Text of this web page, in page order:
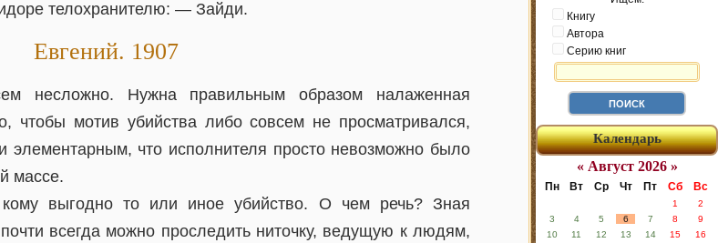
телохранителю: — Зайди.
Евгений. 1907
несложно. Нужна правильным образом налаженная
чтобы мотив убийства либо совсем не просматривался,
что исполнителя просто невозможно было
массе.
выгодно то или иное убийство. О чем речь? Зная
всегда можно проследить ниточку, ведущую к людям,
Книгу
Автора
Серию книг
Календарь
« Август 2026 »
Пн Вт Ср Чт Пт Сб Вс
1
2
3
4 5 6 7 8
9
10
11 12 13 14 15
16